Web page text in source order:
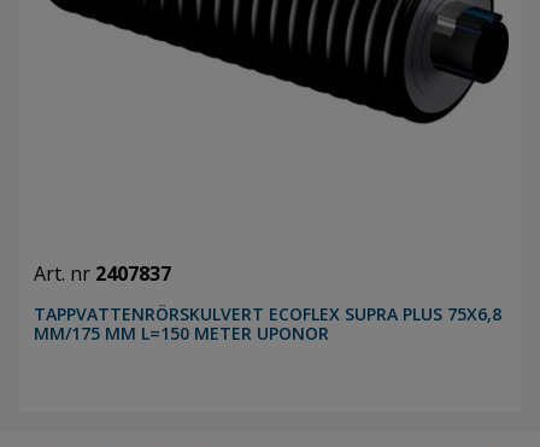
Art. nr 2407837
TAPPVATTENRÖRSKULVERT ECOFLEX SUPRA PLUS 75X6,8
MM/175 MM L=150 METER UPONOR